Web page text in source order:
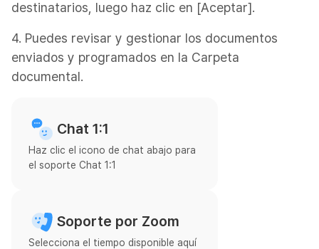
destinatarios, luego haz clic en [Aceptar].
4. Puedes revisar y gestionar los documentos
enviados y programados en la Carpeta
documental.
Chat 1:1
Haz clic el icono de chat abajo para
el soporte Chat 1:1
Soporte por Zoom
Selecciona el tiempo disponible aquí